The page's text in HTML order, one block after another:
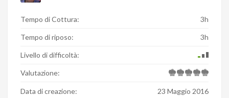
Tempo di Cottura: 3h
Tempo di riposo: 3h
Livello di difficoltà:
Valutazione:
Data di creazione: 23 Maggio 2016